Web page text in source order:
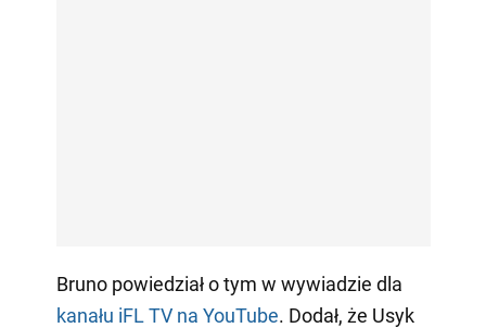
Bruno powiedział o tym w wywiadzie dla
kanału iFL TV na YouTube. Dodał, że Usyk